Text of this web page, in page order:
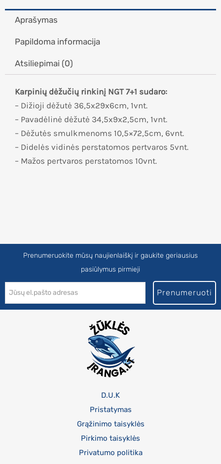
Aprašymas
Papildoma informacija
Atsiliepimai (0)
Karpinių dėžučių rinkinį NGT 7+1 sudaro:
– Dižioji dėžutė 36,5x29x6cm, 1vnt.
– Pavadėlinė dėžutė 34,5x9x2,5cm, 1vnt.
– Dėžutės smulkmenoms 10,5×72,5cm, 6vnt.
– Didelės vidinės perstatomos pertvaros 5vnt.
– Mažos pertvaros perstatomos 10vnt.
Prenumeruokite mūsų naujienlaiškį ir gaukite geriausius
pasiūlymus pirmieji
Prenumeruoti
D.U.K
Pristatymas
Grąžinimo taisyklės
Pirkimo taisyklės
Privatumo politika